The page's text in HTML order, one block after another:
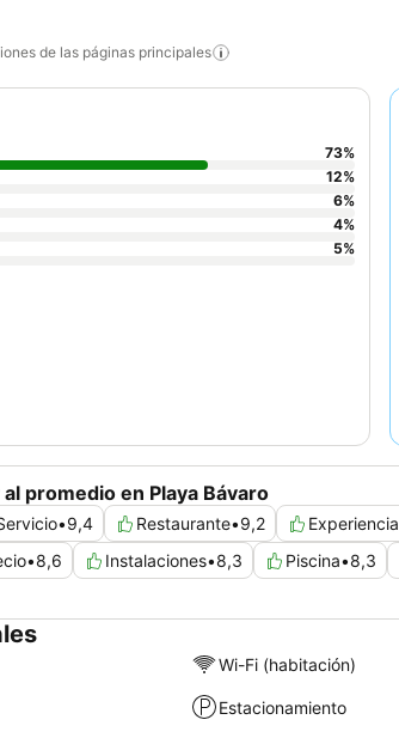
de las páginas principales
promedio en Playa Bávaro
•9,4 Restaurante•9,2 Experiencia
•8,6 Instalaciones•8,3 Piscina•8,3
73%
12%
6%
4%
5%
Wi-Fi (habitación)
Estacionamiento